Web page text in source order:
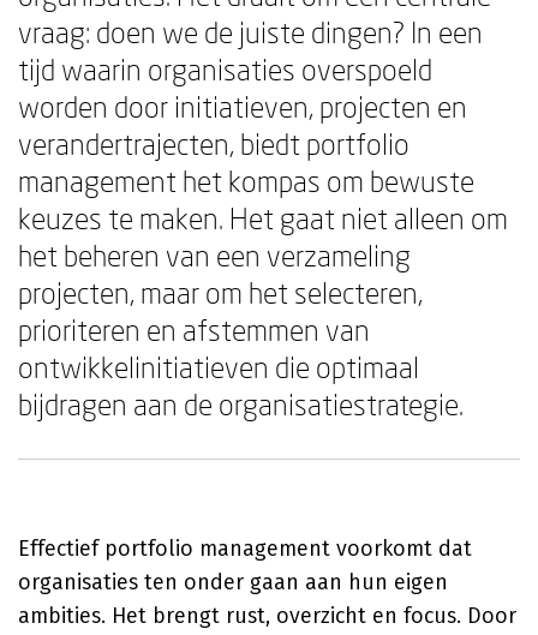
vraag: doen we de juiste dingen? In een
tijd waarin organisaties overspoeld
worden door initiatieven, projecten en
verandertrajecten, biedt portfolio
management het kompas om bewuste
keuzes te maken. Het gaat niet alleen om
het beheren van een verzameling
projecten, maar om het selecteren,
prioriteren en afstemmen van
ontwikkelinitiatieven die optimaal
bijdragen aan de organisatiestrategie.
Effectief portfolio management voorkomt dat
organisaties ten onder gaan aan hun eigen
ambities. Het brengt rust, overzicht en focus. Door